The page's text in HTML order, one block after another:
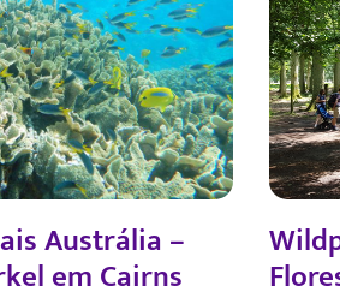
Austrália –
em Cairns